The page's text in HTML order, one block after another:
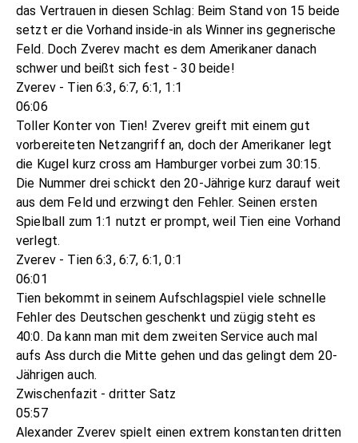
das Vertrauen in diesen Schlag: Beim Stand von 15 beide
setzt er die Vorhand inside-in als Winner ins gegnerische
Feld. Doch Zverev macht es dem Amerikaner danach
schwer und beißt sich fest - 30 beide!
Zverev - Tien 6:3, 6:7, 6:1, 1:1
06:06
Toller Konter von Tien! Zverev greift mit einem gut
vorbereiteten Netzangriff an, doch der Amerikaner legt
die Kugel kurz cross am Hamburger vorbei zum 30:15.
Die Nummer drei schickt den 20-Jährige kurz darauf weit
aus dem Feld und erzwingt den Fehler. Seinen ersten
Spielball zum 1:1 nutzt er prompt, weil Tien eine Vorhand
verlegt.
Zverev - Tien 6:3, 6:7, 6:1, 0:1
06:01
Tien bekommt in seinem Aufschlagspiel viele schnelle
Fehler des Deutschen geschenkt und zügig steht es
40:0. Da kann man mit dem zweiten Service auch mal
aufs Ass durch die Mitte gehen und das gelingt dem 20-
Jährigen auch.
Zwischenfazit - dritter Satz
05:57
Alexander Zverev spielt einen extrem konstanten dritten